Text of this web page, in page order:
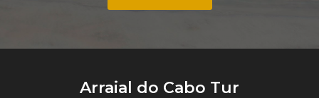
Arraial do Cabo Tur